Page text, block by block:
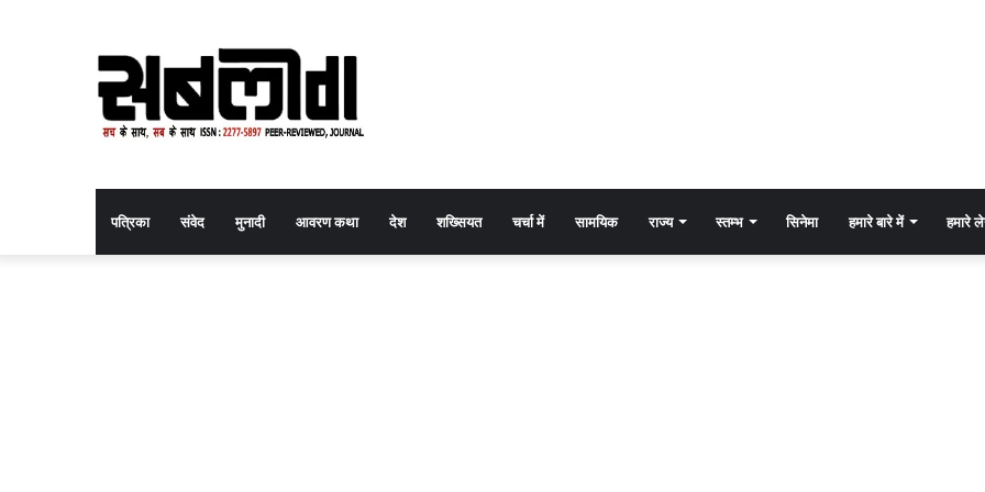
पत्रिका संवेद मुनादी आवरण कथा देश शख्सियत चर्चा में सामयिक राज्य स्तम्भ सिनेमा हमारे बारे में हमारे